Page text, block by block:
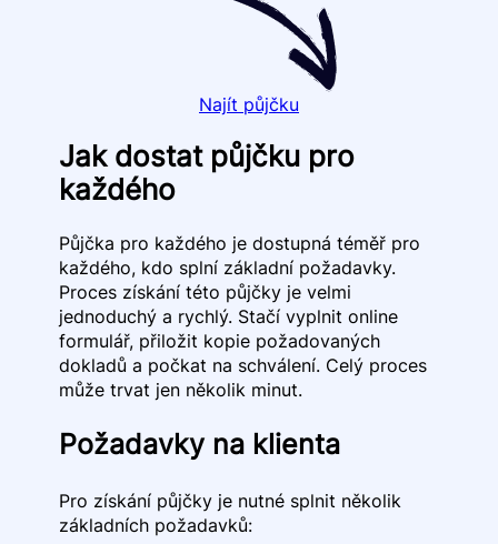
Najít půjčku
Jak dostat půjčku pro
každého
Půjčka pro každého je dostupná téměř pro
každého, kdo splní základní požadavky.
Proces získání této půjčky je velmi
jednoduchý a rychlý. Stačí vyplnit online
formulář, přiložit kopie požadovaných
dokladů a počkat na schválení. Celý proces
může trvat jen několik minut.
Požadavky na klienta
Pro získání půjčky je nutné splnit několik
základních požadavků: